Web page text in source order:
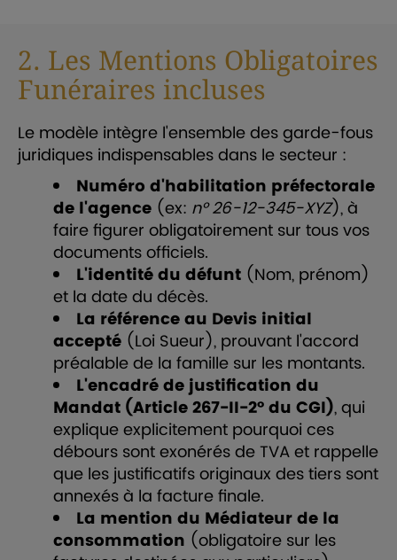
2. Les Mentions Obligatoires
Funéraires incluses
Le modèle intègre l'ensemble des garde-fous
juridiques indispensables dans le secteur :
Numéro d'habilitation préfectorale
de l'agence (ex: n° 26-12-345-XYZ), à
faire figurer obligatoirement sur tous vos
documents officiels.
L'identité du défunt (Nom, prénom)
et la date du décès.
La référence au Devis initial
accepté (Loi Sueur), prouvant l'accord
préalable de la famille sur les montants.
L'encadré de justification du
Mandat (Article 267-II-2° du CGI), qui
explique explicitement pourquoi ces
débours sont exonérés de TVA et rappelle
que les justificatifs originaux des tiers sont
annexés à la facture finale.
La mention du Médiateur de la
consommation (obligatoire sur les